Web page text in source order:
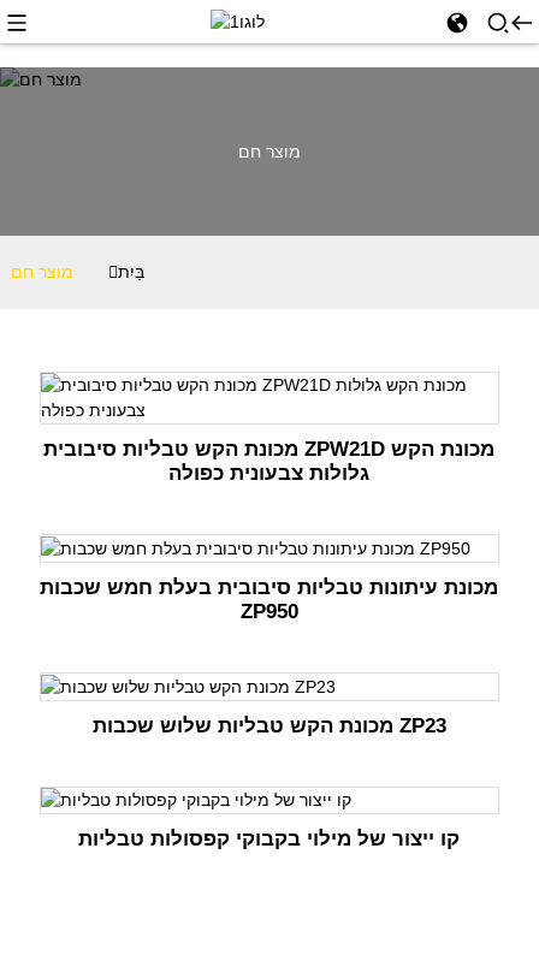
מוצר חם
בַּיִת מוצר חם
מכונת הקש טבליות סיבובית ZPW21D מכונת הקש
גלולות צבעונית כפולה
מכונת עיתונות טבליות סיבובית בעלת חמש שכבות
ZP950
מכונת הקש טבליות שלוש שכבות ZP23
קו ייצור של מילוי בקבוקי קפסולות טבליות